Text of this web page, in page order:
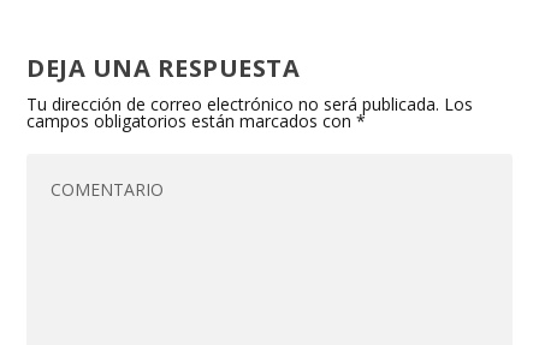
DEJA UNA RESPUESTA
Tu dirección de correo electrónico no será publicada. Los
campos obligatorios están marcados con*